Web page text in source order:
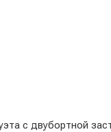
с двубортной